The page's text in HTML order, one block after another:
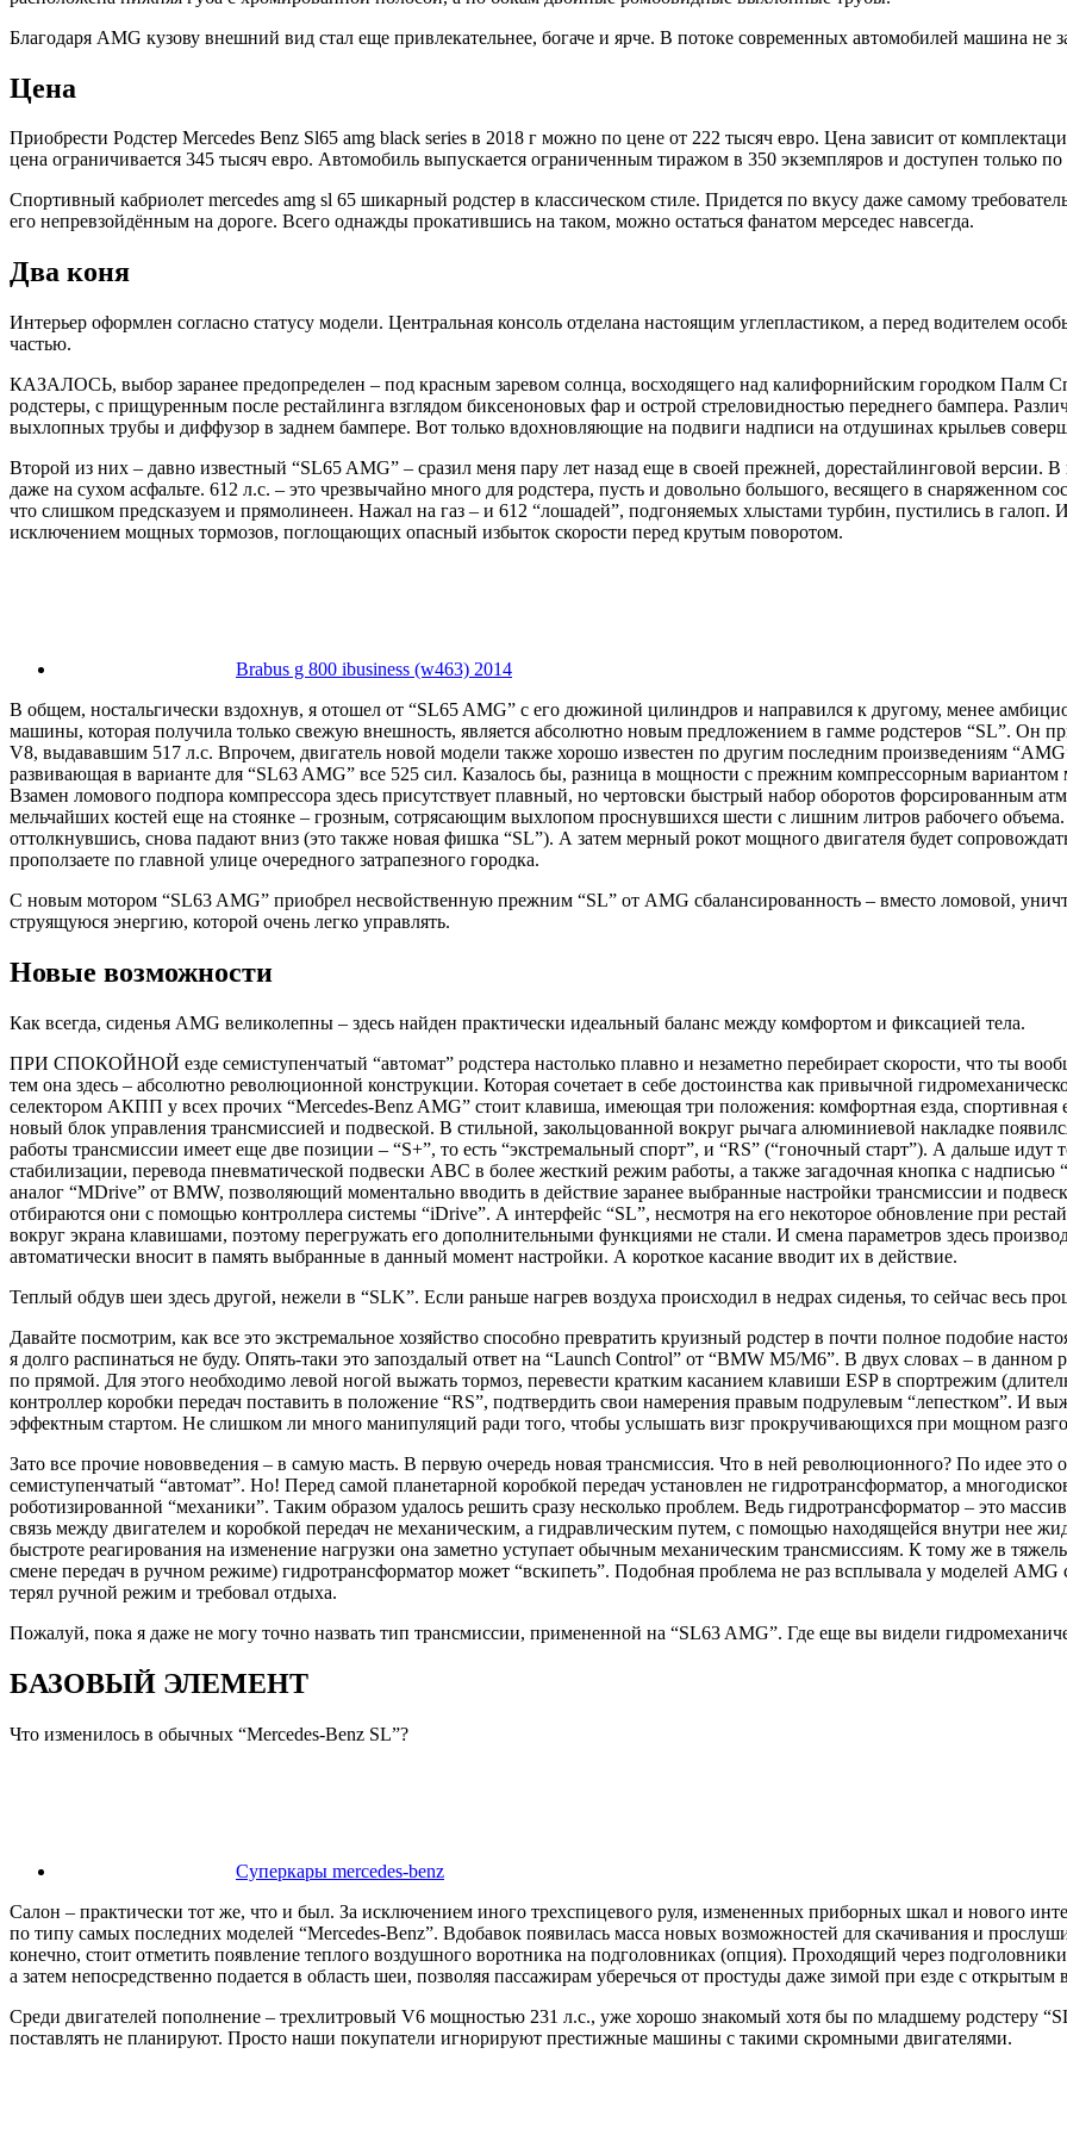
Благодаря AMG кузову внешний вид стал еще привлекательнее, богаче и ярче. В потоке современных автомобилей машина не
Цена
Приобрести Родстер Mercedes Benz Sl65 amg black series в 2018 г можно по цене от 222 тысяч евро. Цена зависит от
цена ограничивается 345 тысяч евро. Автомобиль выпускается ограниченным тиражом в 350 экземпляров и доступен только по
Спортивный кабриолет mercedes amg sl 65 шикарный родстер в классическом стиле. Придется по вкусу даже самому
его непревзойдённым на дороге. Всего однажды прокатившись на таком, можно остаться фанатом мерседес навсегда.
Два коня
Интерьер оформлен согласно статусу модели. Центральная консоль отделана настоящим углепластиком, а перед водителем
частью.
КАЗАЛОСЬ, выбор заранее предопределен – под красным заревом солнца, восходящего над калифорнийским городком Палм
родстеры, с прищуренным после рестайлинга взглядом биксеноновых фар и острой стреловидностью переднего бампера.
выхлопных трубы и диффузор в заднем бампере. Вот только вдохновляющие на подвиги надписи на отдушинах крыльев
Второй из них – давно известный “SL65 AMG” – сразил меня пару лет назад еще в своей прежней, дорестайлинговой
даже на сухом асфальте. 612 л.с. – это чрезвычайно много для родстера, пусть и довольно большого, весящего в снаряженном
что слишком предсказуем и прямолинеен. Нажал на газ – и 612 “лошадей”, подгоняемых хлыстами турбин, пустились в галоп.
исключением мощных тормозов, поглощающих опасный избыток скорости перед крутым поворотом.
Brabus g 800 ibusiness (w463) 2014
В общем, ностальгически вздохнув, я отошел от “SL65 AMG” с его дюжиной цилиндров и направился к другому, менее
машины, которая получила только свежую внешность, является абсолютно новым предложением в гамме родстеров “SL”. Он
V8, выдававшим 517 л.с. Впрочем, двигатель новой модели также хорошо известен по другим последним произведениям
развивающая в варианте для “SL63 AMG” все 525 сил. Казалось бы, разница в мощности с прежним компрессорным
Взамен ломового подпора компрессора здесь присутствует плавный, но чертовски быстрый набор оборотов форсированным
мельчайших костей еще на стоянке – грозным, сотрясающим выхлопом проснувшихся шести с лишним литров рабочего
оттолкнувшись, снова падают вниз (это также новая фишка “SL”). А затем мерный рокот мощного двигателя будет
проползаете по главной улице очередного затрапезного городка.
С новым мотором “SL63 AMG” приобрел несвойственную прежним “SL” от AMG сбалансированность – вместо ломовой,
струящуюся энергию, которой очень легко управлять.
Новые возможности
Как всегда, сиденья AMG великолепны – здесь найден практически идеальный баланс между комфортом и фиксацией тела.
ПРИ СПОКОЙНОЙ езде семиступенчатый “автомат” родстера настолько плавно и незаметно перебирает cкорости, что ты
тем она здесь – абсолютно революционной конструкции. Которая сочетает в себе достоинства как привычной
селектором АКПП у всех прочих “Mercedes-Benz AMG” стоит клавиша, имеющая три положения: комфортная езда,
новый блок управления трансмиссией и подвеской. В стильной, закольцованной вокруг рычага алюминиевой накладке
работы трансмиссии имеет еще две позиции – “S+”, то есть “экстремальный спорт”, и “RS” (“гоночный старт”). А дальше
стабилизации, перевода пневматической подвески ABC в более жесткий режим работы, а также загадочная кнопка с
аналог “MDrive” от BMW, позволяющий моментально вводить в действие заранее выбранные настройки трансмиссии и
отбираются они с помощью контроллера системы “iDrive”. А интерфейс “SL”, несмотря на его некоторое обновление при
вокруг экрана клавишами, поэтому перегружать его дополнительными функциями не стали. И смена параметров здесь
автоматически вносит в память выбранные в данный момент настройки. А короткое касание вводит их в действие.
Теплый обдув шеи здесь другой, нежели в “SLK”. Если раньше нагрев воздуха происходил в недрах сиденья, то сейчас весь
Давайте посмотрим, как все это экстремальное хозяйство способно превратить круизный родстер в почти полное подобие
я долго распинаться не буду. Опять-таки это запоздалый ответ на “Launch Control” от “BMW M5/M6”. В двух словах – в
по прямой. Для этого необходимо левой ногой выжать тормоз, перевести кратким касанием клавиши ESP в cпортрежим
контроллер коробки передач поставить в положение “RS”, подтвердить свои намерения правым подрулевым “лепестком”. И
эффектным стартом. Не слишком ли много манипуляций ради того, чтобы услышать визг прокручивающихся при мощном
Зато все прочие нововведения – в самую масть. В первую очередь новая трансмиссия. Что в ней революционного? По идее
семиступенчатый “автомат”. Но! Перед самой планетарной коробкой передач установлен не гидротрансформатор, а
роботизированной “механики”. Таким образом удалось решить сразу несколько проблем. Ведь гидротрансформатор – это
связь между двигателем и коробкой передач не механическим, а гидравлическим путем, с помощью находящейся внутри нее
быстроте реагирования на изменение нагрузки она заметно уступает обычным механическим трансмиссиям. К тому же в
смене передач в ручном режиме) гидротрансформатор может “вскипеть”. Подобная проблема не раз всплывала у моделей
терял ручной режим и требовал отдыха.
Пожалуй, пока я даже не могу точно назвать тип трансмиссии, примененной на “SL63 AMG”. Где еще вы видели
БАЗОВЫЙ ЭЛЕМЕНТ
Что изменилось в обычных “Mercedes-Benz SL”?
Суперкары mercedes-benz
Салон – практически тот же, что и был. За исключением иного трехспицевого руля, измененных приборных шкал и нового
по типу самых последних моделей “Mercedes-Benz”. Вдобавок появилась масса новых возможностей для скачивания и
конечно, стоит отметить появление теплого воздушного воротника на подголовниках (опция). Проходящий через
а затем непосредственно подается в область шеи, позволяя пассажирам уберечься от простуды даже зимой при езде с открытым
Среди двигателей пополнение – трехлитровый V6 мощностью 231 л.с., уже хорошо знакомый хотя бы по младшему родстеру
поставлять не планируют. Просто наши покупатели игнорируют престижные машины с такими скромными двигателями.